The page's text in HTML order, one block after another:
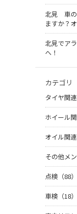
北見 車の
ますか？
北見でア
へ！
カテゴリ
タイヤ関連
ホイール関
オイル関連
その他メ
点検（88）
車検（18）